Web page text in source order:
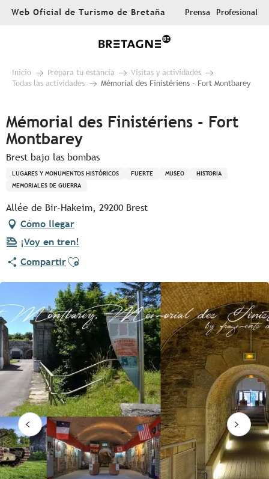
AllerWeb Oficial de Turismo de Bretaña Prensa Profesional
Inicio Prepara tu estancia
Visitas y actividades
Todas las actividades
Mémorial des Finistériens - Fort Montbarey
Mémorial des Finistériens - Fort
Montbarey
Brest bajo las bombas
LUGARES Y MONUMENTOS HISTÓRICOS FUERTE MUSEO
HISTORIA
MEMORIALES DE GUERRA
Allée de Bir-Hakeim, 29200 Brest
Cómo llegar
¡Voy en tren!
CompartirAjouter aux favoris